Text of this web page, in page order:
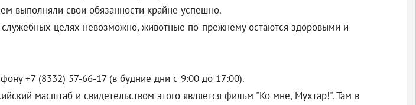
выполняли свои обязанности крайне успешно.
целях невозможно, животные по-прежнему остаются здоровыми и
+7 (8332) 57-66-17 (в будние дни с 9:00 до 17:00).
масштаб и свидетельством этого является фильм "Ко мне, Мухтар!". Там в